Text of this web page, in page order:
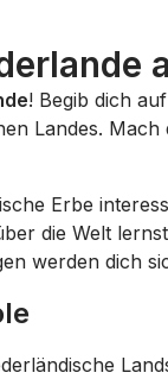
! Begib dich
Landes.
Erbe
die Welt
werden dich